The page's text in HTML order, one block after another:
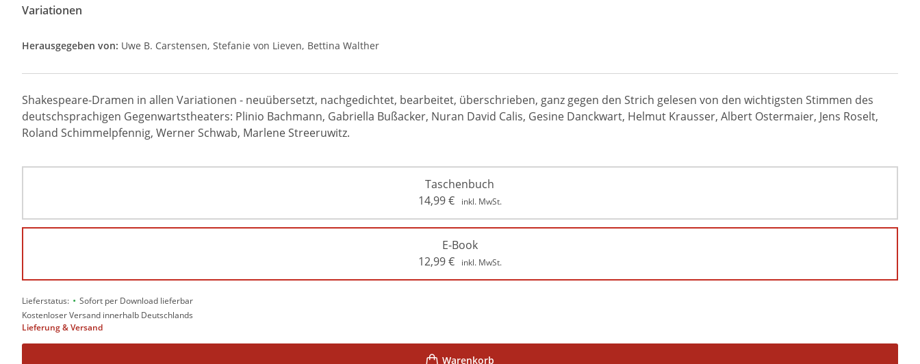
Variationen
Herausgegeben von: Uwe B. Carstensen Stefanie von Lieven Bettina Walther
Shakespeare-Dramen in allen Variationen - neuübersetzt, nachgedichtet, bearbeitet, überschrieben, ganz gegen den Strich gelesen von den wichtigsten Stimmen des
deutschsprachigen Gegenwartstheaters: Plinio Bachmann, Gabriella Bußacker, Nuran David Calis, Gesine Danckwart, Helmut Krausser, Albert Ostermaier, Jens Roselt,
Roland Schimmelpfennig, Werner Schwab, Marlene Streeruwitz.
Taschenbuch
14,99€ inkl. MwSt.
E-Book
12,99€ inkl. MwSt.
Lieferstatus: • Sofort per Download lieferbar
Kostenloser Versand innerhalb Deutschlands
Lieferung & Versand